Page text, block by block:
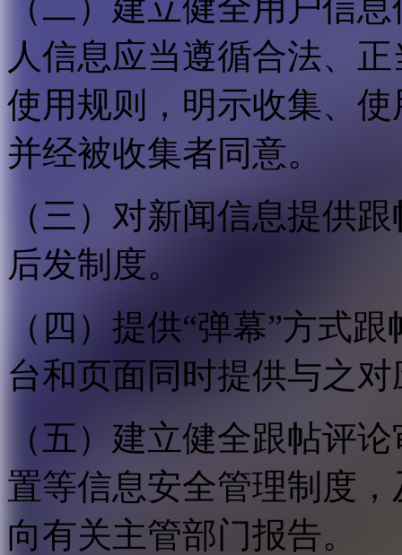
人信息应当遵循合法、
使用规则，明示收集、
并经被收集者同意。
（三）对新闻信息提供
后发制度。
（四）提供“弹幕”方式
台和页面同时提供与之
（五）建立健全跟帖评
置等信息安全管理制度
向有关主管部门报告。